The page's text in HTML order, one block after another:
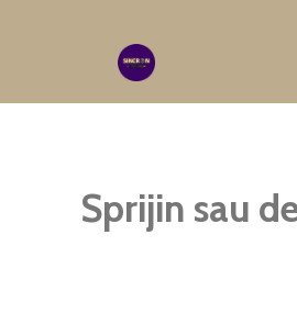
Sprijin sau